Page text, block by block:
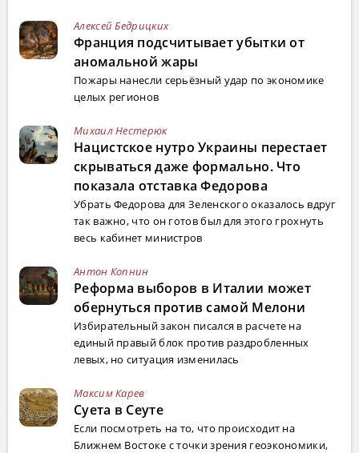
Алексей Бедрицких
Франция подсчитывает убытки от
аномальной жары
Пожары нанесли серьёзный удар по экономике
целых регионов
Михаил Нестерюк
Нацистское нутро Украины перестает
скрываться даже формально. Что
показала отставка Федорова
Убрать Федорова для Зеленского оказалось вдруг
так важно, что он готов был для этого грохнуть
весь кабинет министров
Антон Копнин
Реформа выборов в Италии может
обернуться против самой Мелони
Избирательный закон писался в расчете на
единый правый блок против раздробленных
левых, но ситуация изменилась
Максим Карев
Суета в Сеуте
Если посмотреть на то, что происходит на
Ближнем Востоке с точки зрения геоэкономики,